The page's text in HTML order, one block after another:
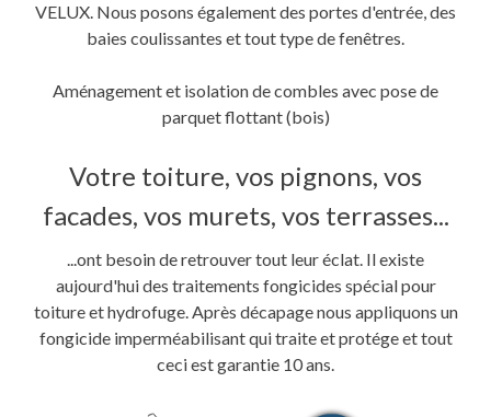
VELUX. Nous posons également des portes d'entrée, des
baies coulissantes et tout type de fenêtres.
Aménagement et isolation de combles avec pose de
parquet flottant (bois)
Votre toiture, vos pignons, vos
facades, vos murets, vos terrasses...
...ont besoin de retrouver tout leur éclat. Il existe
aujourd'hui des traitements fongicides spécial pour
toiture et hydrofuge. Après décapage nous appliquons un
fongicide imperméabilisant qui traite et protége et tout
ceci est garantie 10 ans.